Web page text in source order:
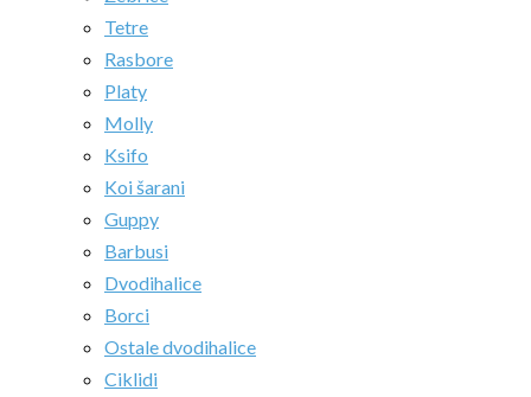
Tetre
Rasbore
Platy
Molly
Ksifo
Koi šarani
Guppy
Barbusi
Dvodihalice
Borci
Ostale dvodihalice
Ciklidi